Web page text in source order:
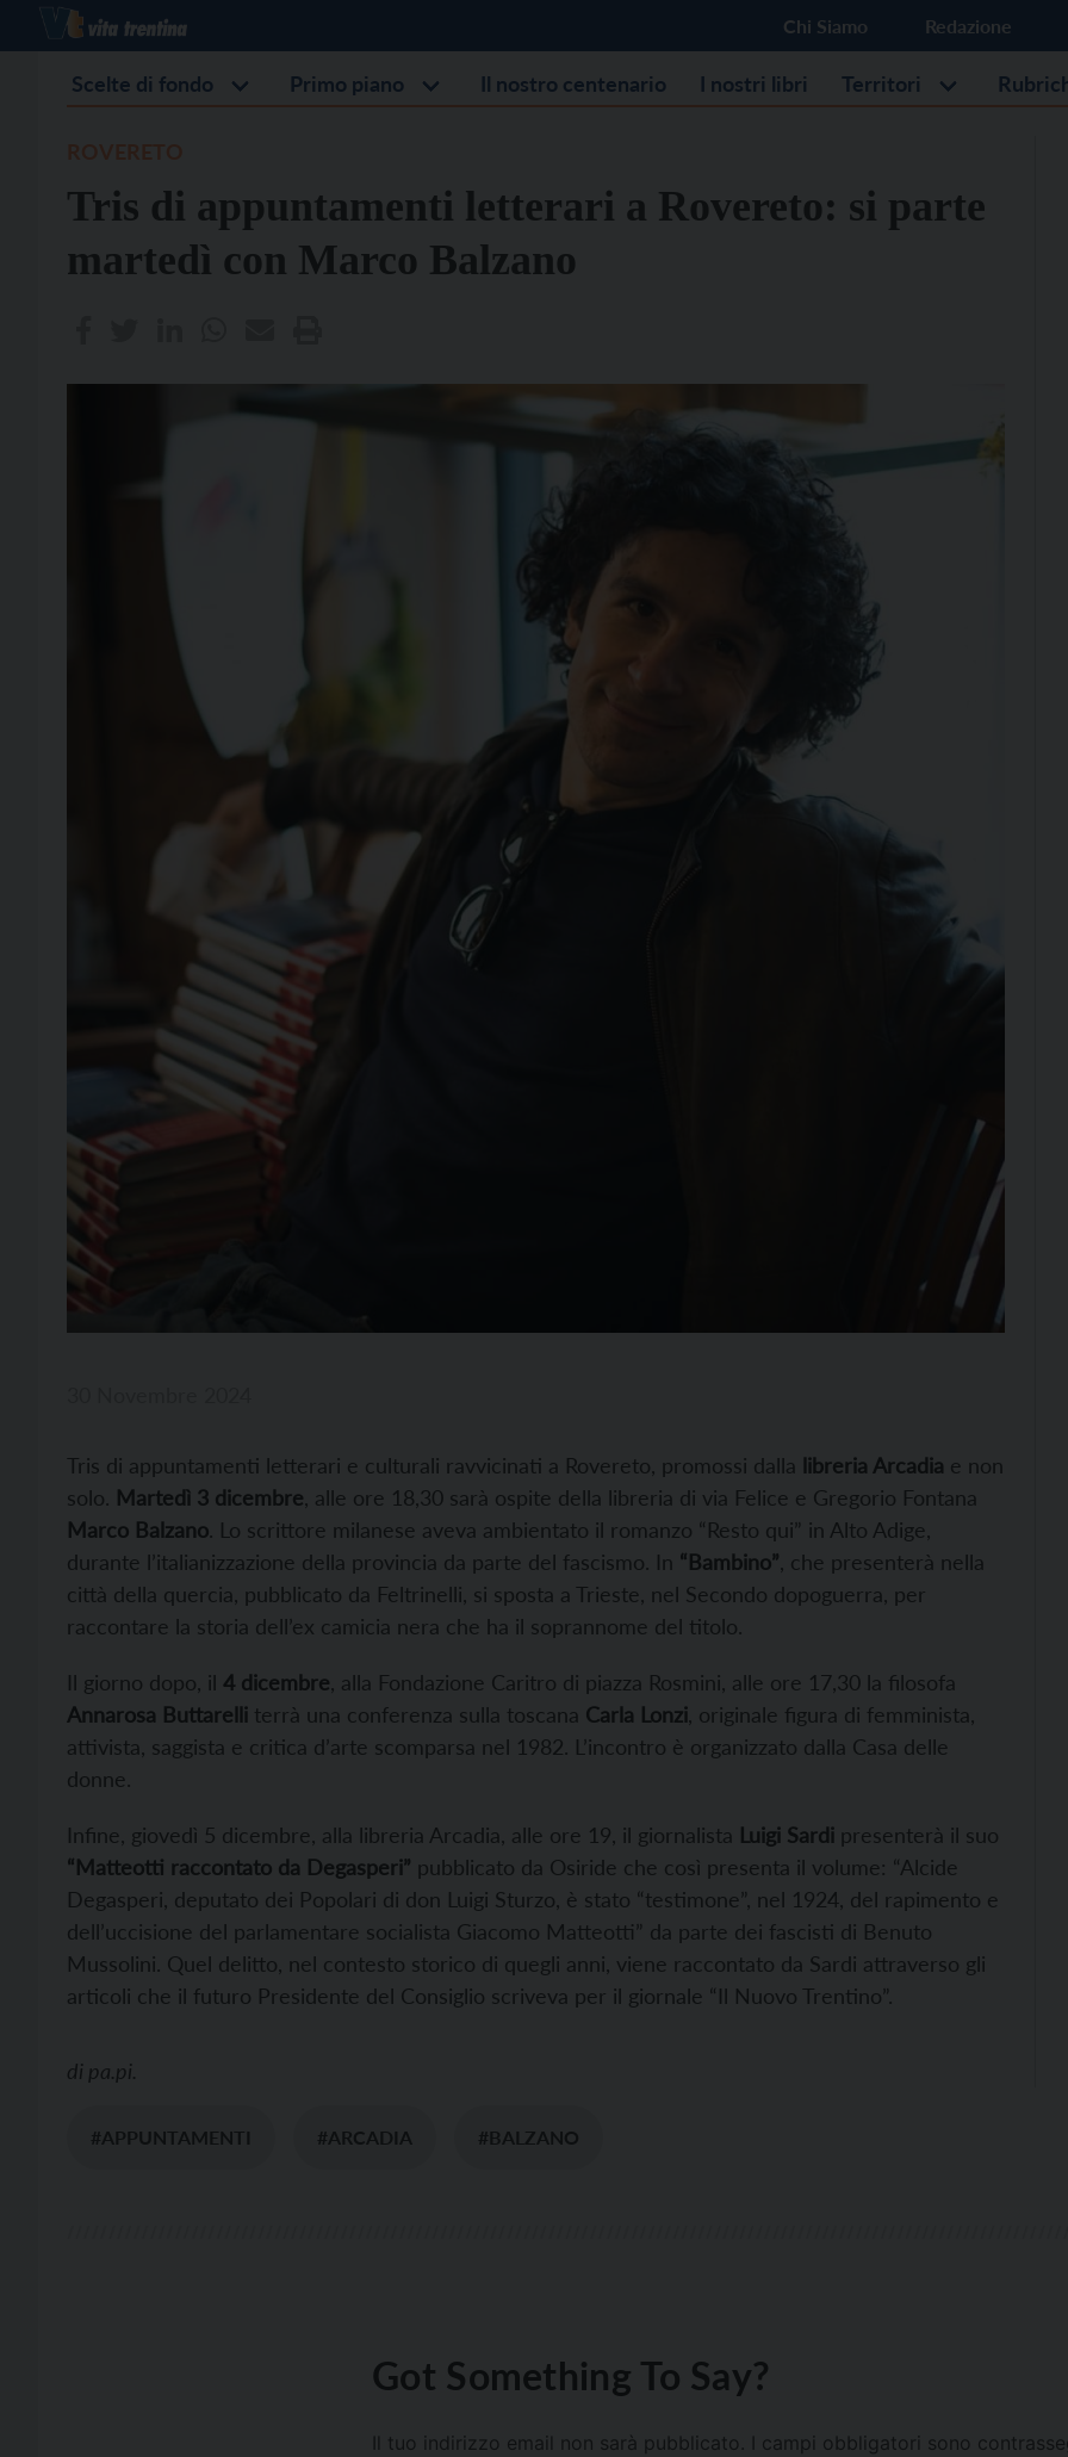
Chi Siamo Redazione
Scelte di fondo Primo piano Il nostro centenario I nostri libri Territori
Tris di appuntamenti letterari a Rovereto: si parte
martedì con Marco Balzano
Tris di appuntamenti letterari e culturali ravvicinati a Rovereto, promossi dalla libreria Arcadia e non
solo. Martedì 3 dicembre, alle ore 18,30 sarà ospite della libreria di via Felice e Gregorio Fontana
Marco Balzano. Lo scrittore milanese aveva ambientato il romanzo “Resto qui” in Alto Adige,
durante l’italianizzazione della provincia da parte del fascismo. In “Bambino”, che presenterà nella
città della quercia, pubblicato da Feltrinelli, si sposta a Trieste, nel Secondo dopoguerra, per
raccontare la storia dell’ex camicia nera che ha il soprannome del titolo.
Il giorno dopo, il 4 dicembre, alla Fondazione Caritro di piazza Rosmini, alle ore 17,30 la filosofa
Annarosa Buttarelli terrà una conferenza sulla toscana Carla Lonzi, originale figura di femminista,
attivista, saggista e critica d’arte scomparsa nel 1982. L’incontro è organizzato dalla Casa delle
donne.
Infine, giovedì 5 dicembre, alla libreria Arcadia, alle ore 19, il giornalista Luigi Sardi presenterà il suo
“Matteotti raccontato da Degasperi” pubblicato da Osiride che così presenta il volume: “Alcide
Degasperi, deputato dei Popolari di don Luigi Sturzo, è stato “testimone”, nel 1924, del rapimento e
dell’uccisione del parlamentare socialista Giacomo Matteotti” da parte dei fascisti di Benuto
Mussolini. Quel delitto, nel contesto storico di quegli anni, viene raccontato da Sardi attraverso gli
articoli che il futuro Presidente del Consiglio scriveva per il giornale “Il Nuovo Trentino”.
di pa.pi.
#APPUNTAMENTI #ARCADIA #BALZANO
Got Something To Say?
Il tuo indirizzo email non sarà pubblicato. I campi obbligatori sono